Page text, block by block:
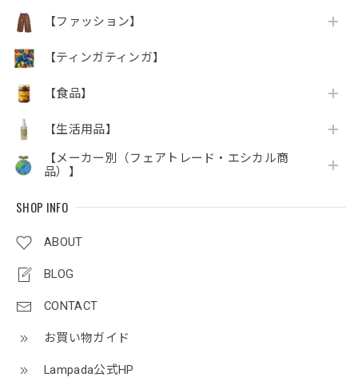
【ファッション】
【ティンガティンガ】
【食品】
【生活用品】
【メーカー別（フェアトレード・エシカル商
品）】
SHOP INFO
ABOUT
BLOG
CONTACT
お買い物ガイド
Lampada公式HP